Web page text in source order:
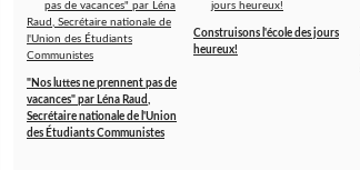
"Nos luttes ne prennent pas de
vacances" par Léna Raud,
Secrétaire nationale de l'Union
des Étudiants Communistes
Construisons l'école des jours
heureux!